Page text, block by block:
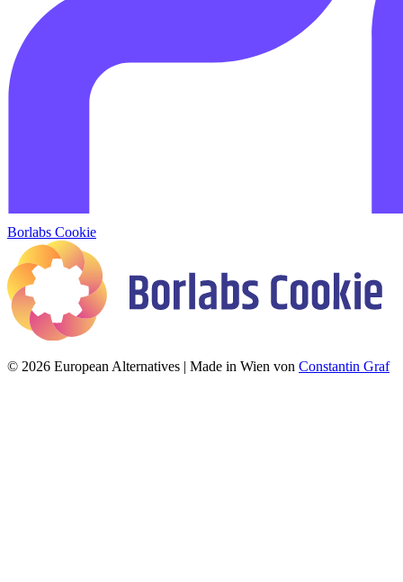
Borlabs Cookie
© 2026 European Alternatives | Made in Wien von Constantin Graf